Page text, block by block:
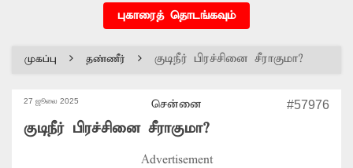
புகாரைத் தொடங்கவும்
முகப்பு தண்ணீர் குடிநீர் பிரச்சினை சீராகுமா?
27 ஜூலை 2025 சென்னை #57976
குடிநீர் பிரச்சினை சீராகுமா?
Advertisement